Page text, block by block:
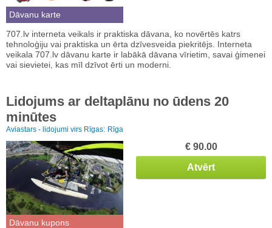
Dāvanu karte
707.lv interneta veikals ir praktiska dāvana, ko novērtēs katrs
tehnoloģiju vai praktiska un ērta dzīvesveida piekritējs. Interneta
veikala 707.lv dāvanu karte ir labākā dāvana vīrietim, savai ģimenei
vai sievietei, kas mīl dzīvot ērti un moderni.
Lidojums ar deltaplānu no ūdens 20
minūtes
Aviastars - lidojumi virs Rīgas: Rīga
Dāvanu kupons
€ 90.00
Atvērt